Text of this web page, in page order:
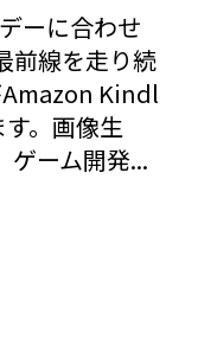
ーに合わせ
前線を走り続
Kindl
。画像生
ーム開発...